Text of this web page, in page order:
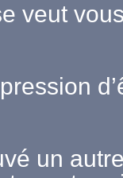
veut
un